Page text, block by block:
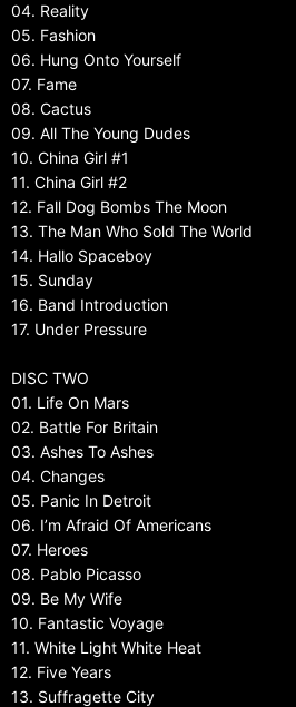
04. Reality
05. Fashion
06. Hung Onto Yourself
07. Fame
08. Cactus
09. All The Young Dudes
10. China Girl #1
11. China Girl #2
12. Fall Dog Bombs The Moon
13. The Man Who Sold The World
14. Hallo Spaceboy
15. Sunday
16. Band Introduction
17. Under Pressure
DISC TWO
01. Life On Mars
02. Battle For Britain
03. Ashes To Ashes
04. Changes
05. Panic In Detroit
06. I’m Afraid Of Americans
07. Heroes
08. Pablo Picasso
09. Be My Wife
10. Fantastic Voyage
11. White Light White Heat
12. Five Years
13. Suffragette City